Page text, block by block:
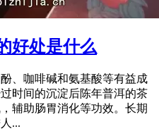
好处是什么
、咖啡碱和氨基酸等有益成
时间的沉淀后陈年普洱的茶
辅助肠胃消化等功效。长期
...